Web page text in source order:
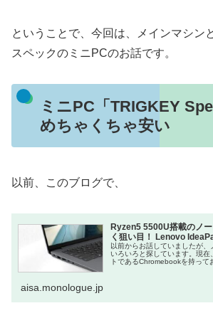
ということで、今回は、メインマシン
スペックのミニPCのお話です。
ミニPC「TRIGKEY
めちゃくちゃ安い
以前、このブログで、
Ryzen5 5500U搭載のノ
く狙い目！ Lenovo
以前からお話していましたが
いろいろと探しています。現在
トであるChromebookを持って
aisa.monologue.jp